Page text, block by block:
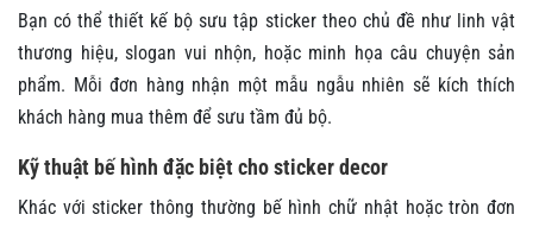
Bạn có thể thiết kế bộ sưu tập sticker theo chủ đề như linh vật
thương hiệu, slogan vui nhộn, hoặc minh họa câu chuyện sản
phẩm. Mỗi đơn hàng nhận một mẫu ngẫu nhiên sẽ kích thích
khách hàng mua thêm để sưu tầm đủ bộ.
Kỹ thuật bế hình đặc biệt cho sticker decor
Khác với sticker thông thường bế hình chữ nhật hoặc tròn đơn